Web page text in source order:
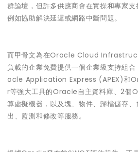
群論壇，但許多供應商會在實操和專家支
例如協助解決延遲或網路中斷問題。
而甲骨文為在Oracle Cloud
負載的企業免費提供一個企業級支持組
acle Application Express (APEX)和
r等強大工具的Oracle自主資料庫、2個
算虛擬機器，以及塊、物件、歸檔儲存
出、監測和修改等服務。